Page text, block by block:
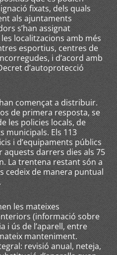
fixats, dels quals
als ajuntaments
s’han assignat
localitzacions amb més
esportius, centres de
i d’acord amb
d’autoprotecció
començat a distribuir.
de primera resposta, se
les policies locals, de
municipals. Els 113
i d’equipaments públics
aquests darrers dies als 75
La trentena restant són a
cedeix de manera puntual
les mateixes
(informació sobre
i ús de l’aparell, entre
manteniment.
revisió anual, neteja,